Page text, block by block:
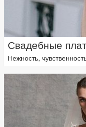
Свадебные
Нежность,